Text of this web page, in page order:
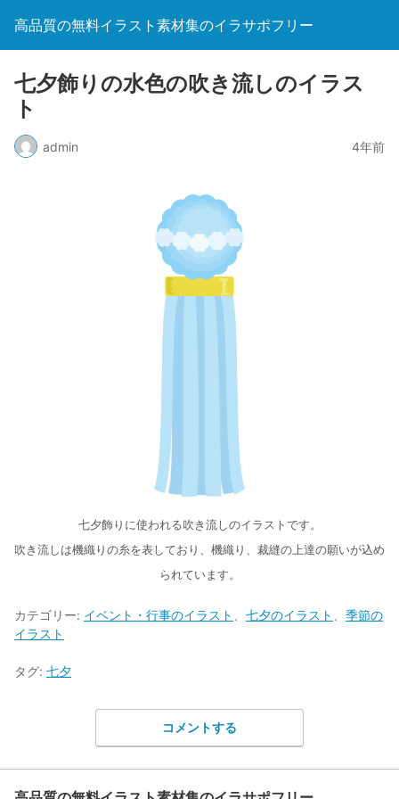
高品質の無料イラスト素材集のイラサポフリー
七夕飾りの水色の吹き流しのイラス
ト
admin 4年前
七夕飾りに使われる吹き流しのイラストです。
吹き流しは機織りの糸を表しており、機織り、裁縫の上達の願いが込め
られています。
カテゴリー: イベント・行事のイラスト 七夕のイラスト
季節の
イラスト
タグ: 七夕
コメントする